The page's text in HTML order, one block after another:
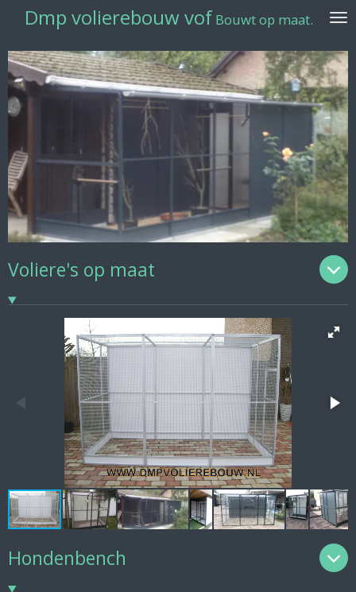
naar
de
hoofdinhoud
Dmp volierebouw vof Bouwt op maat.
Voliere's op maat
Hondenbench